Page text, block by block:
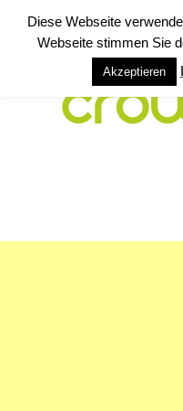
Diese Webseite
Webseite stimmen Sie
Akzeptieren